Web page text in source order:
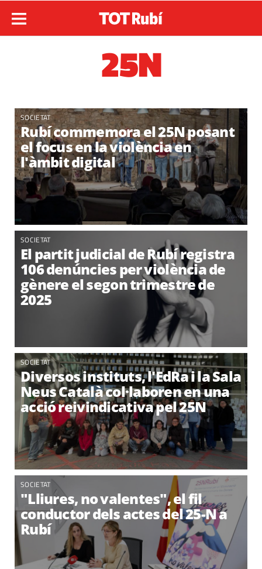
25N
SOCIETAT
Rubí commemora el 25N posant
el focus en la violència en
l'àmbit digital
SOCIETAT
El partit judicial de Rubí registra
106 denúncies per violència de
gènere el segon trimestre de
2025
SOCIETAT
Diversos instituts, l'EdRa i la Sala
Neus Català col·laboren en una
acció reivindicativa pel 25N
SOCIETAT
"Lliures, no valentes", el fil
conductor dels actes del 25-N a
Rubí